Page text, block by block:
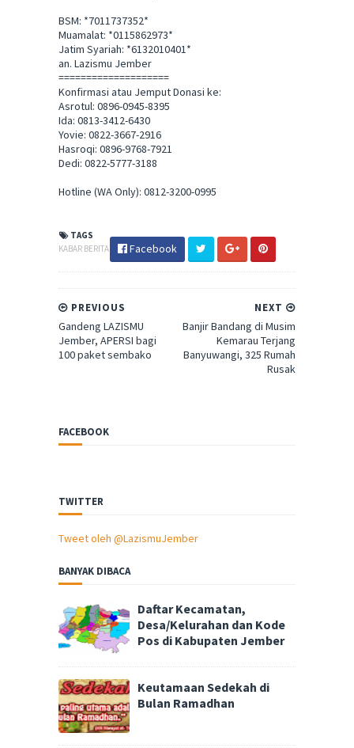
BSM: *7011737352*
Muamalat: *0115862973*
Jatim Syariah: *6132010401*
an. Lazismu Jember
====================
Konfirmasi atau Jemput Donasi ke:
Asrotul: 0896-0945-8395
Ida: 0813-3412-6430
Yovie: 0822-3667-2916
Hasroqi: 0896-9768-7921
Dedi: 0822-5777-3188
Hotline (WA Only): 0812-3200-0995
TAGS
KABAR BERITA
Facebook
NEXT
Banjir Bandang di Musim
Kemarau Terjang
Banyuwangi, 325 Rumah
Rusak
PREVIOUS
Gandeng LAZISMU
Jember, APERSI bagi
100 paket sembako
FACEBOOK
TWITTER
Tweet oleh @LazismuJember
BANYAK DIBACA
Daftar Kecamatan,
Desa/Kelurahan dan Kode
Pos di Kabupaten Jember
Keutamaan Sedekah di
Bulan Ramadhan